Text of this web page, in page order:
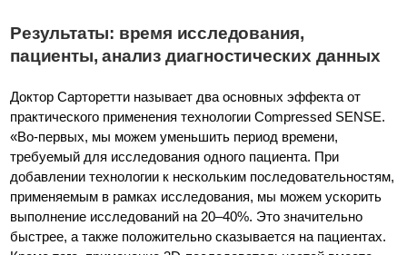
Результаты: время исследования,
пациенты, анализ диагностических данных
Доктор Сарторетти называет два основных эффекта от
практического применения технологии Compressed SENSE.
«Во-первых, мы можем уменьшить период времени,
требуемый для исследования одного пациента. При
добавлении технологии к нескольким последовательностям,
применяемым в рамках исследования, мы можем ускорить
выполнение исследований на 20–40%. Это значительно
быстрее, а также положительно сказывается на пациентах.